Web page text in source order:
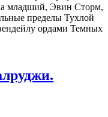
а младший, Эвин Сторм,
пределы Тухлой
ордами Темных